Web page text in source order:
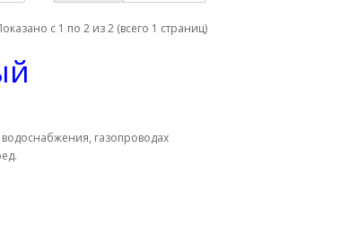
с 1 по 2 из 2 (всего 1 страниц)
газопроводах